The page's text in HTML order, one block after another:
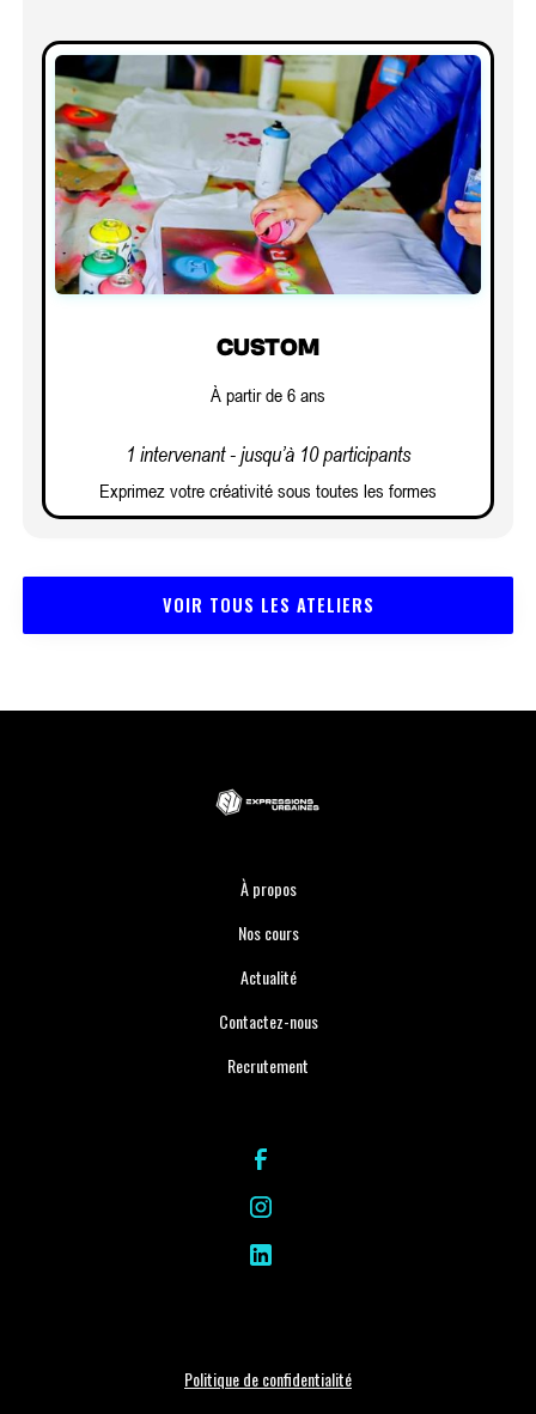
CUSTOM
À partir de 6 ans
1 intervenant - jusqu’à 10 participants
Exprimez votre créativité sous toutes les formes
VOIR TOUS LES ATELIERS
À propos
Nos cours
Actualité
Contactez-nous
Recrutement
Politique de confidentialité